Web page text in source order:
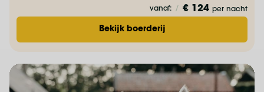
vanaf: / € 124 per nacht
Bekijk boerderij